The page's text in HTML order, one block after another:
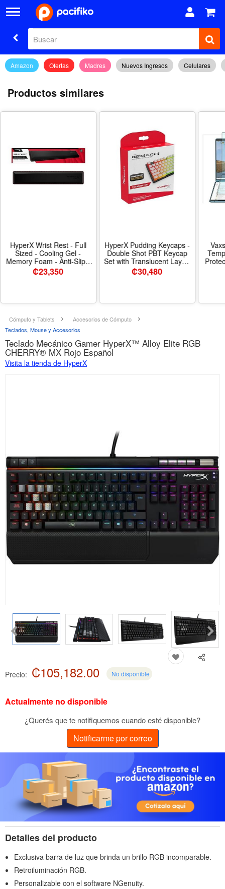
Amazon Ofertas Madres Nuevos Ingresos Celulares
Productos similares
HyperX Wrist Rest - Full
Sized - Cooling Gel -
Memory Foam - Anti-Slip -
Ergonomic - Keyboard
Accessory, Black - Tamaño
₡23,350
HyperX Pudding Keycaps -
Double Shot PBT Keycap
Set with Translucent Layer,
for Mechanical Keyboards,
Full 104 Key Set, OEM
Pudding Keycaps - Color
₡30,480
Cómputo y Tablets
Accesorios de Cómputo
Teclados, Mouse y Accesorios
Teclado Mecánico Gamer HyperX™ Alloy Elite RGB
CHERRY® MX Rojo Español
Visita la tienda de HyperX
Precio: ₡105,182.00 No disponible
Actualmente no disponible
¿Querés que te notifiquemos cuando esté disponible?
Notificarme por correo
Detalles del producto
Exclusiva barra de luz que brinda un brillo RGB incomparable.
Retroiluminación RGB.
Personalizable con el software NGenuity.